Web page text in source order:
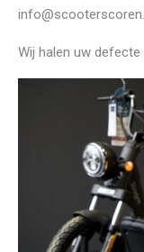
Wij halen uw